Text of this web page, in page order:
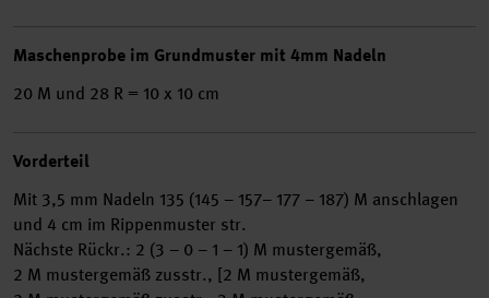
Maschenprobe im Grundmuster mit 4mm Nadeln
20 M und 28 R = 10 x 10 cm
Vorderteil
Mit 3,5 mm Nadeln 135 (145 – 157– 177 – 187) M anschlagen
und 4 cm im Rippenmuster str.
Nächste Rückr.: 2 (3 – 0 – 1 – 1) M mustergemäß,
2 M mustergemäß zusstr., [2 M mustergemäß,